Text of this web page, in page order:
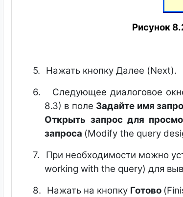
Рисунок
5.
Нажать кнопку Далее (Next).
6.
Следующее диалоговое
8.3) в поле Задайте имя
Открыть запрос для
запроса (Modify the query
7.
При необходимости можно
working with the query) для
8.
Нажать на кнопку Готово